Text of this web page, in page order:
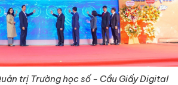
trị Trường học số - Cầu Giấy Digital